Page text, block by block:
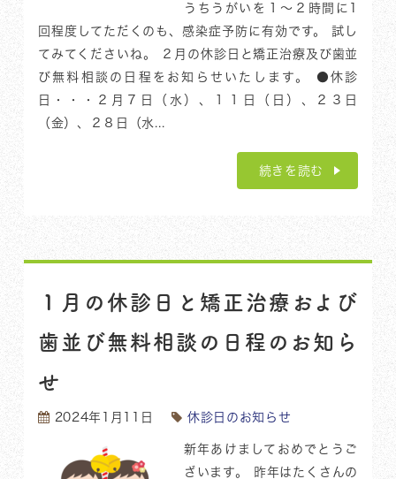
うちうがいを１〜２時間に1
回程度してただくのも、感染症予防に有効です。 試し
てみてくださいね。 ２月の休診日と矯正治療及び歯並
び無料相談の日程をお知らせいたします。 ●休診
日・・・２月７日（水）、１１日（日）、２３日
（金）、２８日（水...
続きを読む
１月の休診日と矯正治療および
歯並び無料相談の日程のお知ら
せ
2024年1月11日 休診日のお知らせ
新年あけましておめでとうご
ざいます。 昨年はたくさんの